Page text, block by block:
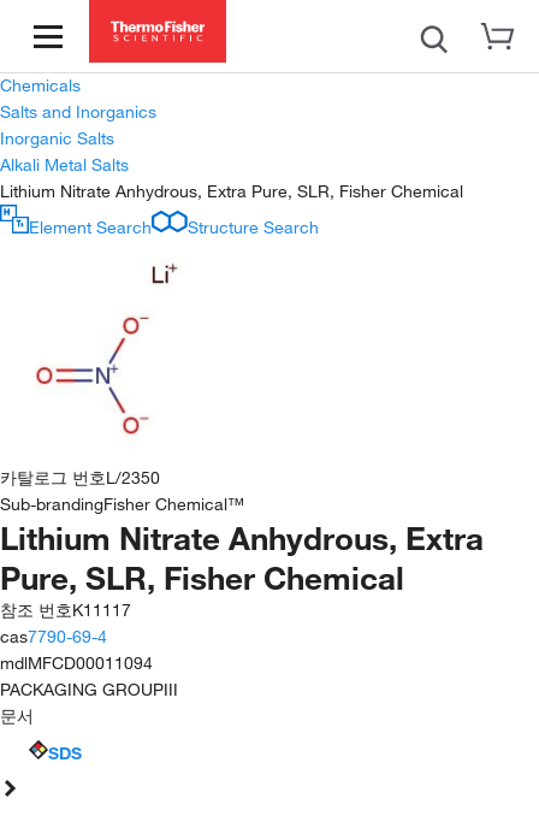
Chemicals
Salts and Inorganics
Inorganic Salts
Alkali Metal Salts
Lithium Nitrate Anhydrous, Extra Pure, SLR, Fisher Chemical
Element Search
Structure Search
카탈로그 번호L/2350
Sub-brandingFisher Chemical™
Lithium Nitrate Anhydrous, Extra
Pure, SLR, Fisher Chemical
참조 번호K11117
cas7790-69-4
mdlMFCD00011094
PACKAGING GROUPIII
문서
SDS